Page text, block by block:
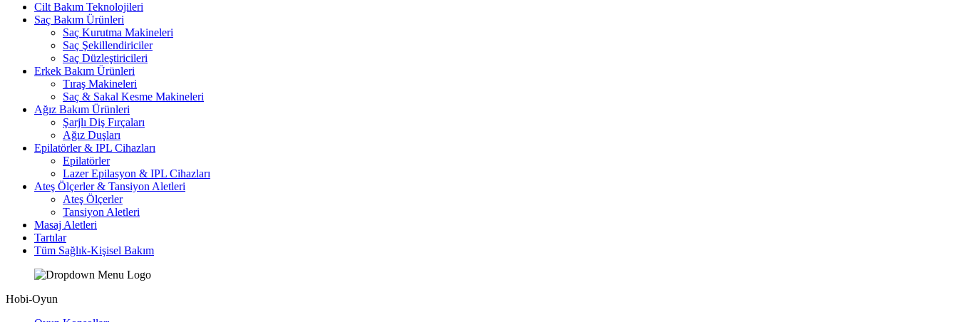
Cilt Bakım Teknolojileri
Saç Bakım Ürünleri
Saç Kurutma Makineleri
Saç Şekillendiriciler
Saç Düzleştiricileri
Erkek Bakım Ürünleri
Tıraş Makineleri
Saç & Sakal Kesme Makineleri
Ağız Bakım Ürünleri
Şarjlı Diş Fırçaları
Ağız Duşları
Epilatörler & IPL Cihazları
Epilatörler
Lazer Epilasyon & IPL Cihazları
Ateş Ölçerler & Tansiyon Aletleri
Ateş Ölçerler
Tansiyon Aletleri
Masaj Aletleri
Tartılar
Tüm Sağlık-Kişisel Bakım
Hobi-Oyun